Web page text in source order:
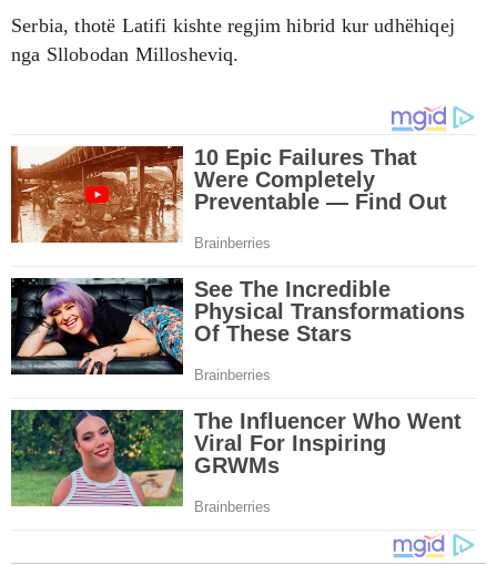
Serbia, thotë Latifi kishte regjim hibrid kur udhëhiqej
nga Sllobodan Millosheviq.